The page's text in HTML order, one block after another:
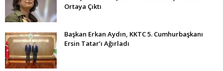
Ortaya Çıktı
Başkan Erkan Aydın, KKTC 5. Cumhurbaşkanı
Ersin Tatar’ı Ağırladı